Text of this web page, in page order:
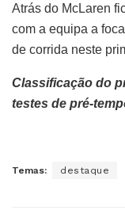
Atrás do McLaren
com a equipa a
de corrida neste
Classificação do
testes de pré-
Temas: destaque